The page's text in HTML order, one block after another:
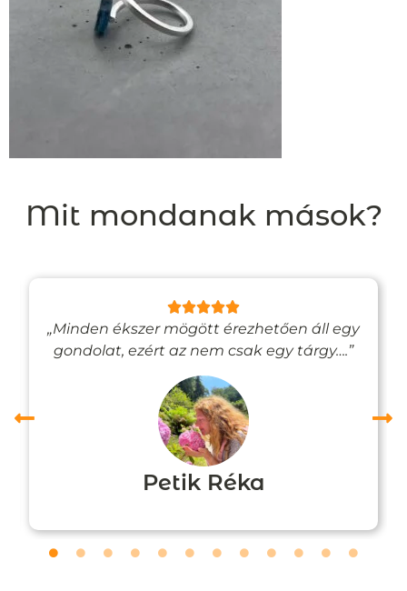
Mit mondanak mások?
„Minden ékszer mögött érezhetően áll egy
gondolat, ezért az nem csak egy tárgy….”
Petik Réka